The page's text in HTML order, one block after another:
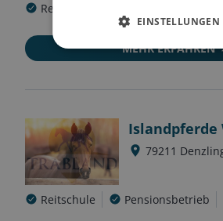
Reitschule
MEHR ERFAHREN
Islandpferde
79211
Reitschule Pensionsbetrieb
EINSTELLUNGEN